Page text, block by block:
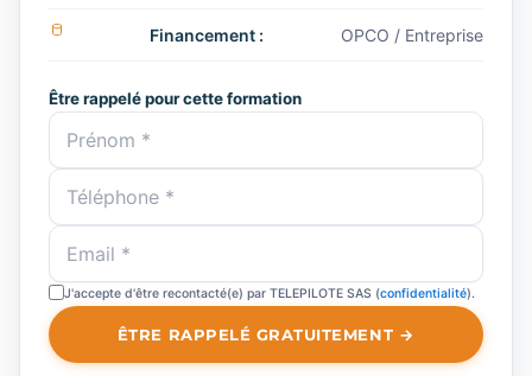
Financement : OPCO / Entreprise
Être rappelé pour cette formation
J'accepte d'être recontacté(e) par TELEPILOTE SAS (confidentialité).
ÊTRE RAPPELÉ GRATUITEMENT →